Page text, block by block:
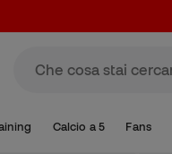
Calcio a 5 Fans